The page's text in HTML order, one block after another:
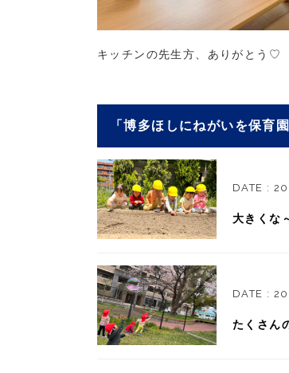
キッチンの先生方、ありがと
「博多ほしにねがいを保育
DATE :
大きくな
DATE :
たくさん